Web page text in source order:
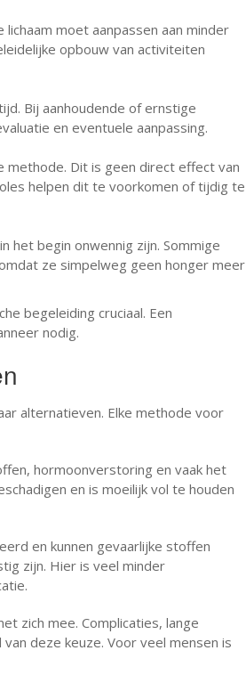
moet aanpassen aan minder
opbouw van activiteiten
Bij aanhoudende of ernstige
en eventuele aanpassing.
methode. Dit is geen direct effect van
helpen dit te voorkomen of tijdig te
het begin onwennig zijn. Sommige
ze simpelweg geen honger meer
begeleiding cruciaal. Een
nodig.
alternatieven. Elke methode voor
hormoonverstoring en vaak het
en is moeilijk vol te houden
en kunnen gevaarlijke stoffen
zijn. Hier is veel minder
zich mee. Complicaties, lange
deze keuze. Voor veel mensen is